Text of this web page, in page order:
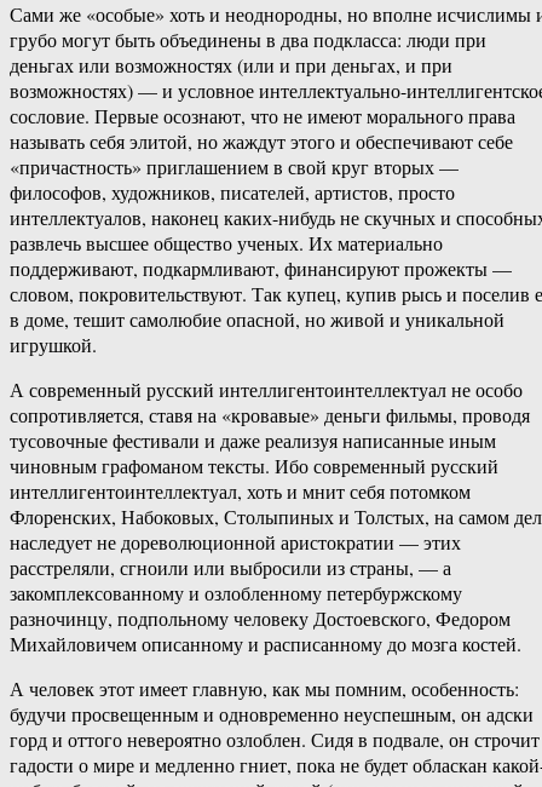
Сами же «особые» хоть и неоднородны, но вполне исчислимы
грубо могут быть объединены в два подкласса: люди при
деньгах или возможностях (или и при деньгах, и при
возможностях) — и условное интеллектуально-
сословие. Первые осознают, что не имеют морального права
называть себя элитой, но жаждут этого и обеспечивают себе
«причастность» приглашением в свой круг вторых —
философов, художников, писателей, артистов, просто
интеллектуалов, наконец каких-нибудь не скучных и
развлечь высшее общество ученых. Их материально
поддерживают, подкармливают, финансируют прожекты —
словом, покровительствуют. Так купец, купив рысь и поселив
в доме, тешит самолюбие опасной, но живой и уникальной
игрушкой.
А современный русский интеллигентоинтеллектуал не особо
сопротивляется, ставя на «кровавые» деньги фильмы, проводя
тусовочные фестивали и даже реализуя написанные иным
чиновным графоманом тексты. Ибо современный русский
интеллигентоинтеллектуал, хоть и мнит себя потомком
Флоренских, Набоковых, Столыпиных и Толстых, на самом
наследует не дореволюционной аристократии — этих
расстреляли, сгноили или выбросили из страны, — а
закомплексованному и озлобленному петербуржскому
разночинцу, подпольному человеку Достоевского, Федором
Михайловичем описанному и расписанному до мозга костей.
А человек этот имеет главную, как мы помним, особенность:
будучи просвещенным и одновременно неуспешным, он адски
горд и оттого невероятно озлоблен. Сидя в подвале, он строчит
гадости о мире и медленно гниет, пока не будет обласкан